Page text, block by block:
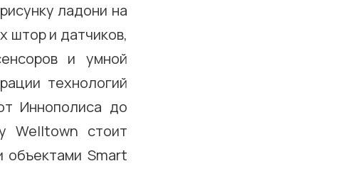
ладони на
штор и датчиков,
и умной
технологий
Иннополиса до
Welltown стоит
объектами Smart